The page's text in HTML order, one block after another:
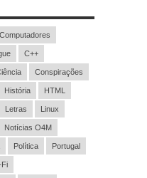
C++
Conspirações
História HTML
Letras Linux
Notícias O4M
Política Portugal
Fi